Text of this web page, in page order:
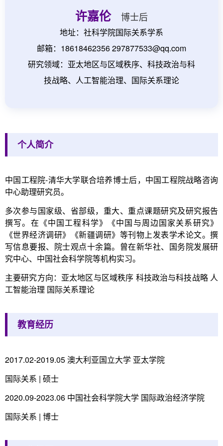
许嘉伦 博士后
地址：社科学院国际关系学系
邮箱：18618462356 297877533@qq.com
研究领域：亚太地区与区域秩序、科技政治与科
技战略、人工智能治理、国际关系理论
个人简介
中国工程院-清华大学联合培养博士后，中国工程院战略咨询
中心助理研究员。
多次参与国家级、省部级，重大、重点课题研究及研究报告
撰写。在《中国工程科学》《中国与周边国家关系研究》
《世界经济调研》《新疆调研》等刊物上发表学术论文。撰
写信息要报、院士观点十余篇。曾在新华社、国务院发展研
究中心、中国社会科学院等机构实习。
主要研究方向：亚太地区与区域秩序 科技政治与科技战略 人
工智能治理 国际关系理论
教育经历
2017.02-2019.05 澳大利亚国立大学 亚太学院
国际关系 | 硕士
2020.09-2023.06 中国社会科学院大学 国际政治经济学院
国际关系 | 博士